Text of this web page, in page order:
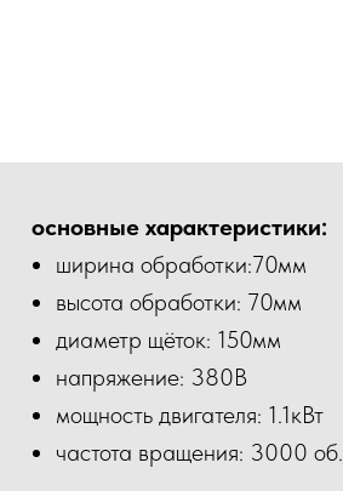
основные характеристики:
ширина обработки:70мм
высота обработки: 70мм
диаметр щёток: 150мм
напряжение: 380В
мощность двигателя: 1.1кВт
частота вращения: 3000 об.